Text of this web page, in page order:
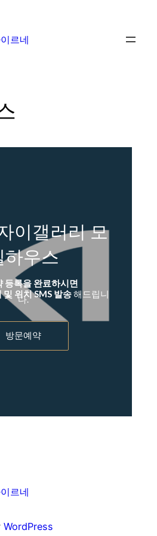
르네
이갤러리 모
하우스
등록을 완료하시면
위치 SMS 발송해드립니
다.
방문예약
르네
WordPress